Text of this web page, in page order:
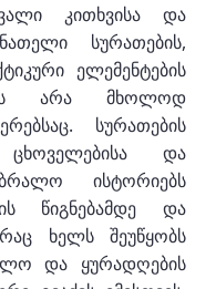
კითხვისა და
სურათების,
ელემენტების
არა მხოლოდ
სურათების
და
ისტორიებს
წიგნებამდე და
რაც ხელს შეუწყობს
და ყურადღების